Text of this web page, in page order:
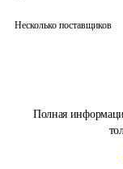
Полная
Несколько поставщиков